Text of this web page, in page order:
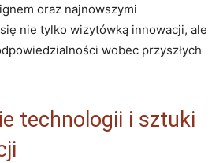
oraz najnowszymi
nie tylko wizytówką innowacji, ale
wobec przyszłych
technologii i sztuki